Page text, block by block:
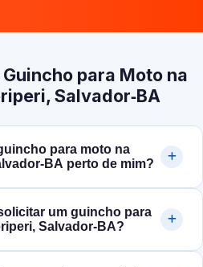
para Moto na
Salvador‑BA
para moto na
perto de mim?
um guincho para
Salvador‑BA?